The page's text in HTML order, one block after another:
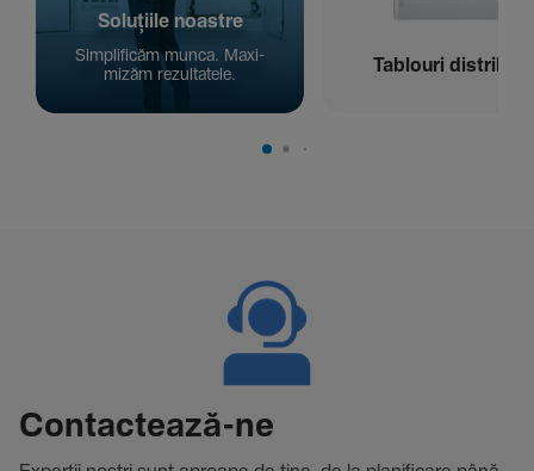
Solu­țiile noastre
Simpli­ficăm munca. Maxi­
mizăm rezul­ta­tele.
Tablouri
Contac­tează-ne